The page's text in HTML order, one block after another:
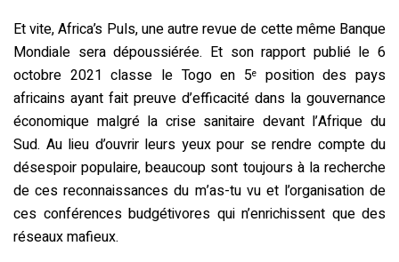
Et vite, Africa’s Puls, une autre revue de cette même Banque
Mondiale sera dépoussiérée. Et son rapport publié le 6
octobre 2021 classe le Togo en 5e
position des pays
africains ayant fait preuve d’efficacité dans la gouvernance
économique malgré la crise sanitaire devant l’Afrique du
Sud. Au lieu d’ouvrir leurs yeux pour se rendre compte du
désespoir populaire, beaucoup sont toujours à la recherche
de ces reconnaissances du m’as-tu vu et l’organisation de
ces conférences budgétivores qui n’enrichissent que des
réseaux mafieux.